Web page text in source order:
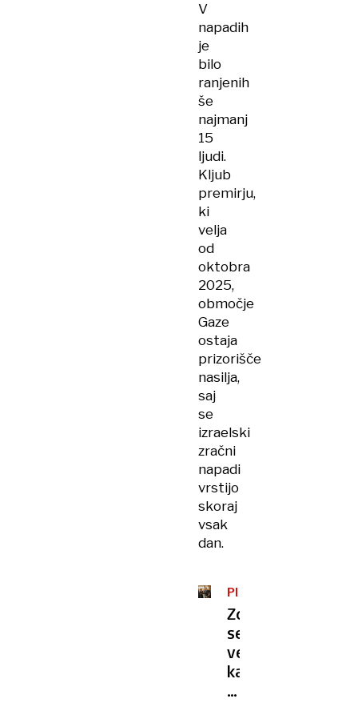
V
napadih
je
bilo
ranjenih
še
najmanj
15
ljudi.
Kljub
premirju,
ki
velja
od
oktobra
2025,
območje
Gaze
ostaja
prizorišče
nasilja,
saj
se
izraelski
zračni
napadi
vrstijo
skoraj
vsak
dan.
PRIDRUŽITEV
TOŽBI
Zdaj
se
ve,
kako
(ni)so